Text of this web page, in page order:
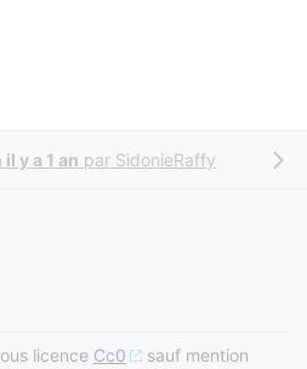
y a 1 an par SidonieRaffy
licence Cc0
sauf mention